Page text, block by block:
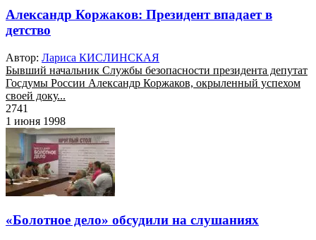
Александр Коржаков: Президент впадает в
детство
Автор: Лариса КИСЛИНСКАЯ
Бывший начальник Службы безопасности президента депутат
Госдумы России Александр Коржаков, окрыленный успехом
своей доку...
2741
1 июня 1998
«Болотное дело» обсудили на слушаниях